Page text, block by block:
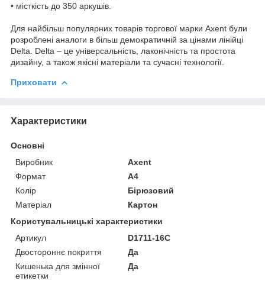
• місткість до 350 аркушів.
Для найбільш популярних товарів торгової марки Axent були
розроблені аналоги в більш демократичній за цінами лінійці
Delta. Delta – це універсальність, лаконічність та простота
дизайну, а також якісні матеріали та сучасні технології.
Приховати
Характеристики
Основні
Виробник
Axent
Формат
A4
Колір
Бірюзовий
Матеріал
Картон
Користувальницькі характеристики
Артикул
D1711-16C
Двостороннє покриття
Да
Кишенька для змінної
етикетки
Да